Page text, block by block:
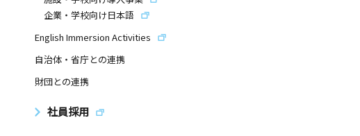
企業・学校向け日本語
English Immersion Activities
自治体・省庁との連携
財団との連携
社員採用